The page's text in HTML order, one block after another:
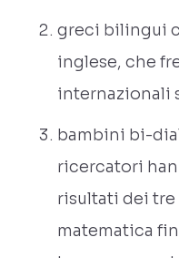
greci bilingui
inglese, che
internazionali
bambini bi-
ricercatori
risultati dei tre
matematica